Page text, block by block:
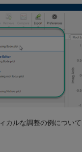
カルな調整の例について